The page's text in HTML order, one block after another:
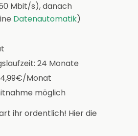
Mbit/s), danach
Datenautomatik)
24 Monate
Monat
möglich
ihr ordentlich! Hier die